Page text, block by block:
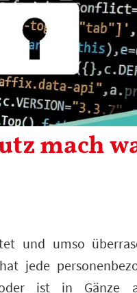
mach
und umso
jede
ist in Gänze